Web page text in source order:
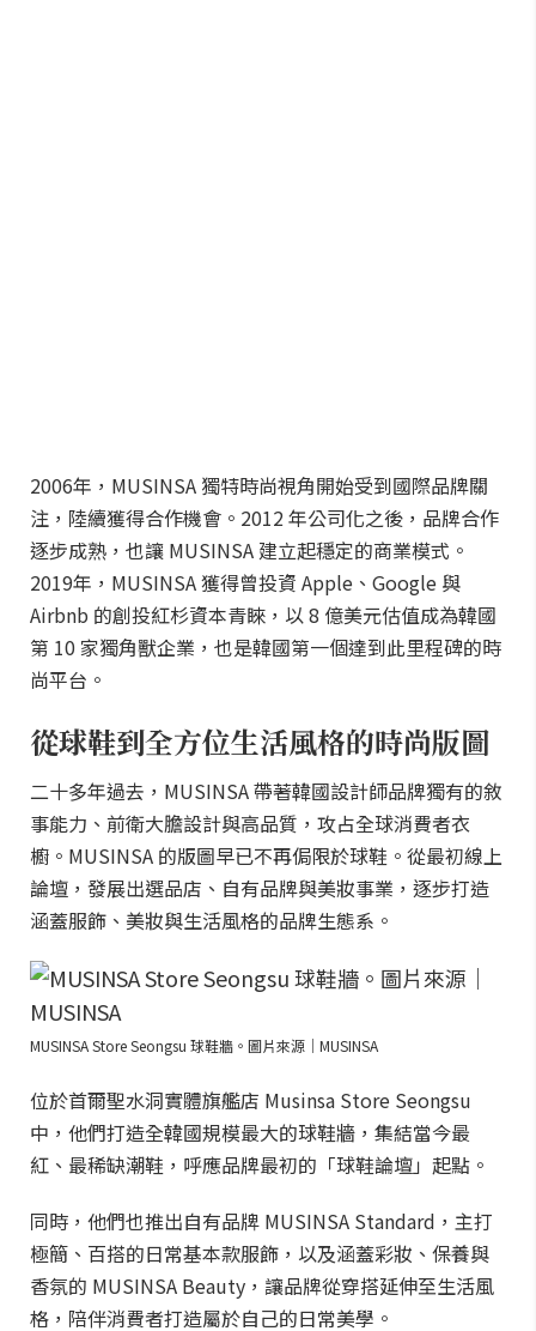
2006年，MUSINSA 獨特時尚視角開始受到國際品牌關
注，陸續獲得合作機會。2012 年公司化之後，品牌合作
逐步成熟，也讓 MUSINSA 建立起穩定的商業模式。
2019年，MUSINSA 獲得曾投資 Apple、Google 與
Airbnb 的創投紅杉資本青睞，以 8 億美元估值成為韓國
第 10 家獨角獸企業，也是韓國第一個達到此里程碑的時
尚平台。
從球鞋到全方位生活風格的時尚版圖
二十多年過去，MUSINSA 帶著韓國設計師品牌獨有的敘
事能力、前衛大膽設計與高品質，攻占全球消費者衣
櫥。MUSINSA 的版圖早已不再侷限於球鞋。從最初線上
論壇，發展出選品店、自有品牌與美妝事業，逐步打造
涵蓋服飾、美妝與生活風格的品牌生態系。
MUSINSA Store Seongsu 球鞋牆。圖片來源｜MUSINSA
位於首爾聖水洞實體旗艦店 Musinsa Store Seongsu
中，他們打造全韓國規模最大的球鞋牆，集結當今最
紅、最稀缺潮鞋，呼應品牌最初的「球鞋論壇」起點。
同時，他們也推出自有品牌 MUSINSA Standard，主打
極簡、百搭的日常基本款服飾，以及涵蓋彩妝、保養與
香氛的 MUSINSA Beauty，讓品牌從穿搭延伸至生活風
格，陪伴消費者打造屬於自己的日常美學。